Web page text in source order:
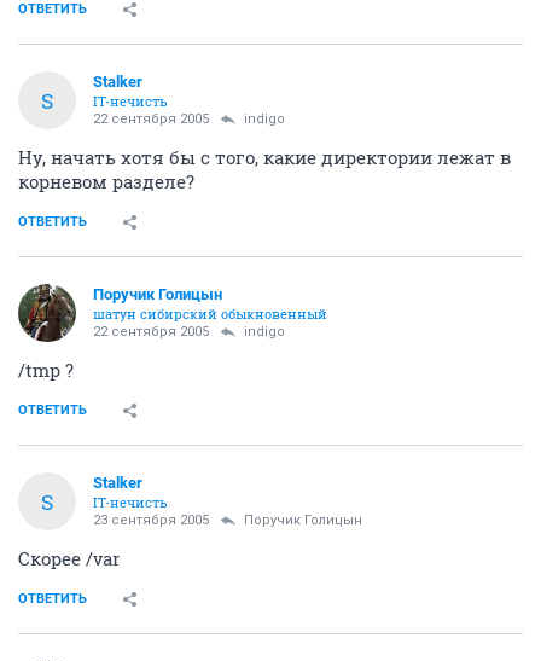
ОТВЕТИТЬ
S
Stalker
IT-нечисть
22 сентября 2005 indigo
Ну, начать хотя бы с того, какие директории лежат в
корневом разделе?
ОТВЕТИТЬ
Поручик Голицын
шатун сибирский обыкновенный
22 сентября 2005 indigo
/tmp ?
ОТВЕТИТЬ
S
Stalker
IT-нечисть
23 сентября 2005 Поручик Голицын
Скорее /var
ОТВЕТИТЬ